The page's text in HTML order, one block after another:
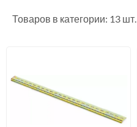
Товаров в категории: 13 шт.